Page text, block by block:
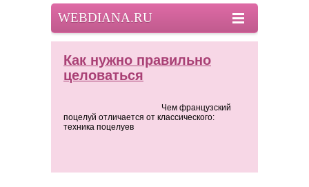
WEBDIANA.RU
Как нужно правильно
целоваться
Чем французский
поцелуй отличается от классического:
техника поцелуев